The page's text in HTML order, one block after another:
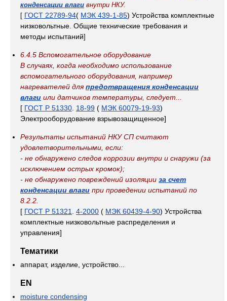
конденсации влаги внутри НКУ.
[ ГОСТ 22789-94( МЭК 439-1-85) Устройства комплектные
низковольтные. Общие технические требования и
методы испытаний]
6.4.5 Вспомогательное оборудование
В случаях, когда необходимо использование
вспомогательного оборудования, например
нагревателей дляпредотвращения конденсации
влаги или датчиков температуры, следует...
[ ГОСТ Р 51330 18-99 ( МЭК 60079-19-93)
Электрооборудование взрывозащищенное]
Результаты испытаний НКУ СП считают
удовлетворительными, если:
- не обнаружено следов коррозии внутри и снаружи (за
исключением острых кромок);
- не обнаружено повреждений изоляции за счет
конденсации влаги при проведении испытаний по
8.2.2.
[ ГОСТ Р 51321 4-2000 ( МЭК 60439-4-90) Устройства
комплектные низковольтные распределения и
управления]
Тематики
аппарат, изделие, устройство...
EN
moisture condensing